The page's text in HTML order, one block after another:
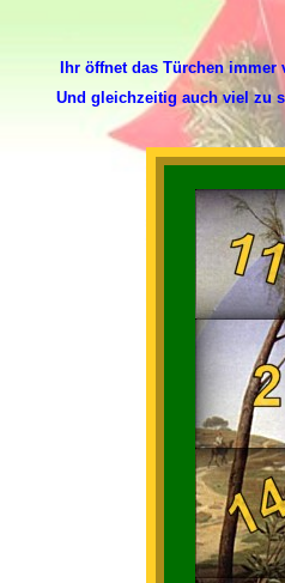
Ihr öffnet das Türchen immer
Und gleichzeitig auch viel zu